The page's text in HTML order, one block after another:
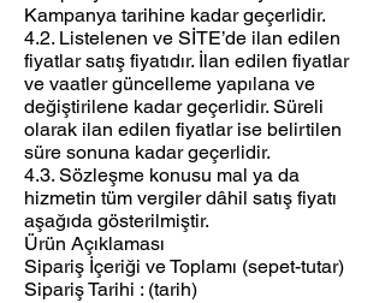
Kampanya tarihine kadar geçerlidir.
4.2. Listelenen ve SİTE’de ilan edilen
fiyatlar satış fiyatıdır. İlan edilen fiyatlar
ve vaatler güncelleme yapılana ve
değiştirilene kadar geçerlidir. Süreli
olarak ilan edilen fiyatlar ise belirtilen
süre sonuna kadar geçerlidir.
4.3. Sözleşme konusu mal ya da
hizmetin tüm vergiler dâhil satış fiyatı
aşağıda gösterilmiştir.
Ürün Açıklaması
Sipariş İçeriği ve Toplamı (sepet-tutar)
Sipariş Tarihi : (tarih)